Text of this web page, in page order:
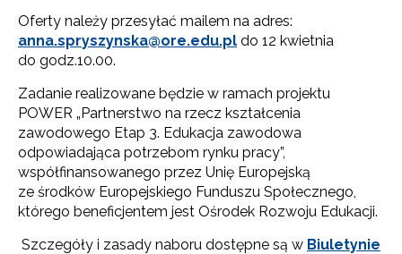
Oferty należy przesyłać mailem na adres:
anna.spryszynska@ore.edu.pl do 12 kwietnia
do godz.10.00.
Zadanie realizowane będzie w ramach projektu
POWER „Partnerstwo na rzecz kształcenia
zawodowego Etap 3. Edukacja zawodowa
odpowiadająca potrzebom rynku pracy”,
współfinansowanego przez Unię Europejską
ze środków Europejskiego Funduszu Społecznego,
którego beneficjentem jest Ośrodek Rozwoju Edukacji.
Szczegóły i zasady naboru dostępne są w Biuletynie